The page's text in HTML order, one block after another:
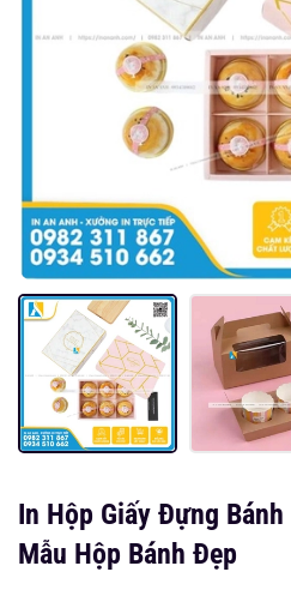
In Hộp Giấy Đựng Bánh
Mẫu Hộp Bánh Đẹp